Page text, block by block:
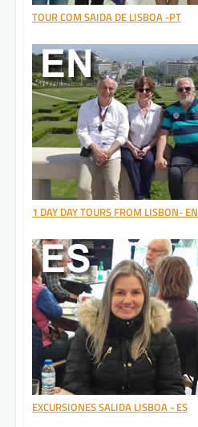
TOUR COM SAIDA DE LISBOA -PT
1 DAY DAY TOURS FROM LISBON- EN
EXCURSIONES SALIDA LISBOA - ES